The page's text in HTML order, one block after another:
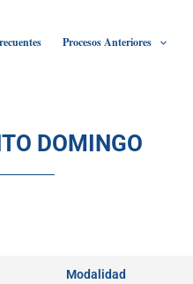
Procesos Anteriores
DOMINGO
Modalidad